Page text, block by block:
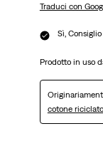
Traduci con
Sì,
Prodotto in uso
cotone